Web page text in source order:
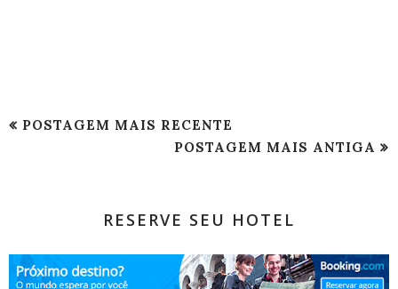
POSTAGEM MAIS RECENTE
POSTAGEM MAIS ANTIGA
RESERVE SEU HOTEL